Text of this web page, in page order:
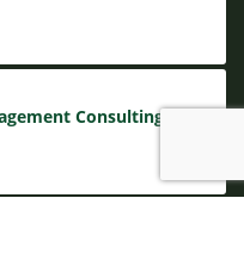
Consulting